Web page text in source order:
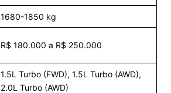
1680-1850 kg
R$ 180.000 a R$ 250.000
1.5L Turbo (FWD), 1.5L Turbo (AWD),
2.0L Turbo (AWD)